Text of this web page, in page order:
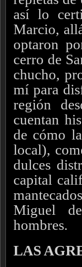
así lo
Marcio,
optaron
cerro de
chucho,
mí para
región
cuentan
de cómo
local),
dulces
capital
Miguel
hombres.
LAS